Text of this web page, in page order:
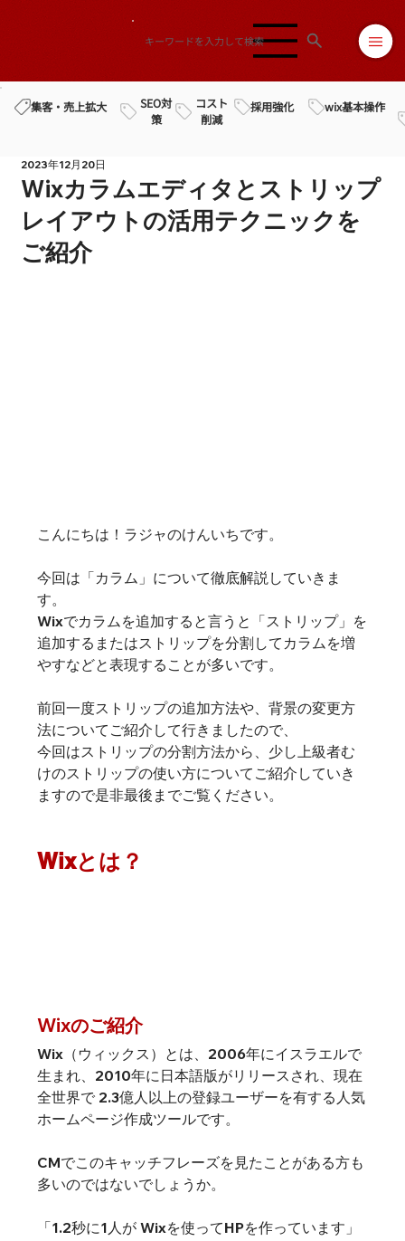
集客・売上拡大
SEO対
策
コスト
削減
採用強化 wix基本操作
Wixカラムエディタとストリップ
レイアウトの活用テクニックを
ご紹介
2023年12月20日
こんにちは！ラジャのけんいちです。
今回は「カラム」について徹底解説していきま
す。
Wixでカラムを追加すると言うと「ストリップ」を
追加するまたはストリップを分割してカラムを増
やすなどと表現することが多いです。
前回一度ストリップの追加方法や、背景の変更方
法についてご紹介して行きましたので、
今回はストリップの分割方法から、少し上級者む
けのストリップの使い方についてご紹介していき
ますので是非最後までご覧ください。
Wixとは？
Wixのご紹介
Wix（ウィックス）とは、2006年にイスラエルで
生まれ、2010年に日本語版がリリースされ、現在
全世界で 2.3億人以上の登録ユーザーを有する人気
ホームページ作成ツールです。
CMでこのキャッチフレーズを見たことがある方も
多いのではないでしょうか。
「1.2秒に1人が Wixを使ってHPを作っています」